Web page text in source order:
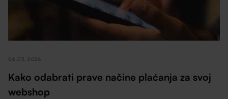
06.05.2026
Kako odabrati prave načine plaćanja za svoj
webshop